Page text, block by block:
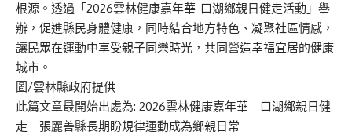
根源。透過「2026雲林健康嘉年華-口湖鄉親日健走活動」舉
辦，促進縣民身體健康，同時結合地方特色、凝聚社區情感，
讓民眾在運動中享受親子同樂時光，共同營造幸福宜居的健康
城市。
圖/雲林縣政府提供
此篇文章最開始出處為: 2026雲林健康嘉年華 口湖鄉親日健
走 張麗善縣長期盼規律運動成為鄉親日常